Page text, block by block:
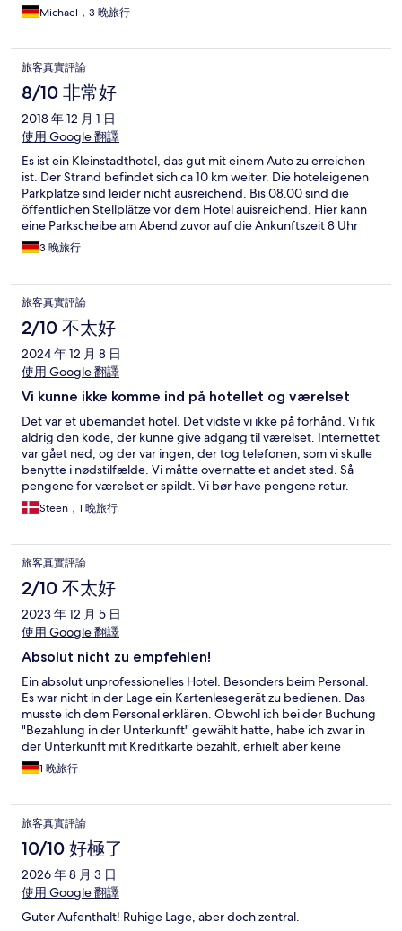
Michael，3 晚旅行
旅客真實評論
8/10 非常好
2018 年 12 月 1 日
使用 Google 翻譯
Es ist ein Kleinstadthotel, das gut mit einem Auto zu erreichen
ist. Der Strand befindet sich ca 10 km weiter. Die hoteleigenen
Parkplätze sind leider nicht ausreichend. Bis 08.00 sind die
öffentlichen Stellplätze vor dem Hotel auisreichend. Hier kann
eine Parkscheibe am Abend zuvor auf die Ankunftszeit 8 Uhr
gestellt werden, sodass der Parkplatz erst um 9 Uhr geräumt
sein muss.
3 晚旅行
旅客真實評論
2/10 不太好
2024 年 12 月 8 日
使用 Google 翻譯
Vi kunne ikke komme ind på hotellet og værelset
Det var et ubemandet hotel. Det vidste vi ikke på forhånd. Vi fik
aldrig den kode, der kunne give adgang til værelset. Internettet
var gået ned, og der var ingen, der tog telefonen, som vi skulle
benytte i nødstilfælde. Vi måtte overnatte et andet sted. Så
pengene for værelset er spildt. Vi bør have pengene retur.
Steen，1 晚旅行
旅客真實評論
2/10 不太好
2023 年 12 月 5 日
使用 Google 翻譯
Absolut nicht zu empfehlen!
Ein absolut unprofessionelles Hotel. Besonders beim Personal.
Es war nicht in der Lage ein Kartenlesegerät zu bedienen. Das
musste ich dem Personal erklären. Obwohl ich bei der Buchung
"Bezahlung in der Unterkunft" gewählt hatte, habe ich zwar in
der Unterkunft mit Kreditkarte bezahlt, erhielt aber keine
Rechnung. Die sollte geschickt werden. Da warte ich bis heute
drauf. Nach einer telefonischen Nachfrage im Hotel konnte ich
Mitarbeiterin war genervt und legte dann mitten im Gespräch
auf. Für mich kommt dieses Hotel nie wieder in Frage. Da schlafe
ich lieber im Auto!
1 晚旅行
旅客真實評論
10/10 好極了
2026 年 8 月 3 日
使用 Google 翻譯
Guter Aufenthalt! Ruhige Lage, aber doch zentral.